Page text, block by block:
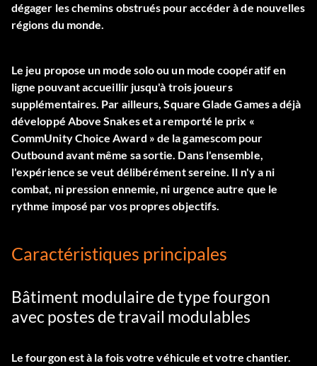
dégager les chemins obstrués pour accéder à de nouvelles
régions du monde.
Le jeu propose un mode solo ou un mode coopératif en
ligne pouvant accueillir jusqu'à trois joueurs
supplémentaires. Par ailleurs, Square Glade Games a déjà
développé Above Snakes et a remporté le prix «
CommUnity Choice Award » de la gamescom pour
Outbound avant même sa sortie. Dans l'ensemble,
l'expérience se veut délibérément sereine. Il n'y a ni
combat, ni pression ennemie, ni urgence autre que le
rythme imposé par vos propres objectifs.
Caractéristiques principales
Bâtiment modulaire de type fourgon
avec postes de travail modulables
Le fourgon est à la fois votre véhicule et votre chantier.